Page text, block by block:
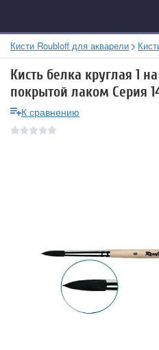
Кисти Roubloff для акварели
Кисть белка круглая 1
покрытой лаком Серия
К сравнению